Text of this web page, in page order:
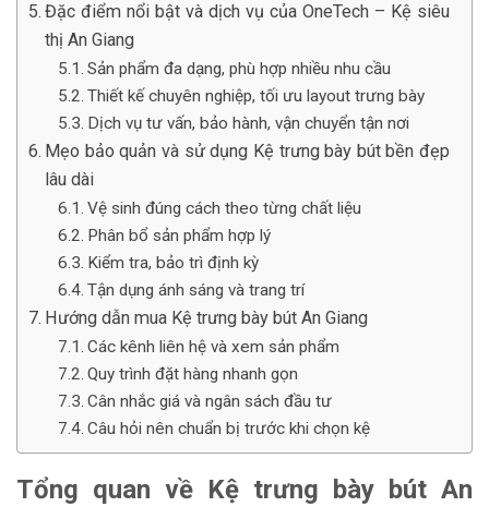
Đặc điểm nổi bật và dịch vụ của OneTech – Kệ siêu
thị An Giang
Sản phẩm đa dạng, phù hợp nhiều nhu cầu
Thiết kế chuyên nghiệp, tối ưu layout trưng bày
Dịch vụ tư vấn, bảo hành, vận chuyển tận nơi
Mẹo bảo quản và sử dụng Kệ trưng bày bút bền đẹp
lâu dài
Vệ sinh đúng cách theo từng chất liệu
Phân bổ sản phẩm hợp lý
Kiểm tra, bảo trì định kỳ
Tận dụng ánh sáng và trang trí
Hướng dẫn mua Kệ trưng bày bút An Giang
Các kênh liên hệ và xem sản phẩm
Quy trình đặt hàng nhanh gọn
Cân nhắc giá và ngân sách đầu tư
Câu hỏi nên chuẩn bị trước khi chọn kệ
Tổng quan về Kệ trưng bày bút An